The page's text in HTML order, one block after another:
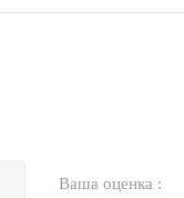
Ваша оценка :